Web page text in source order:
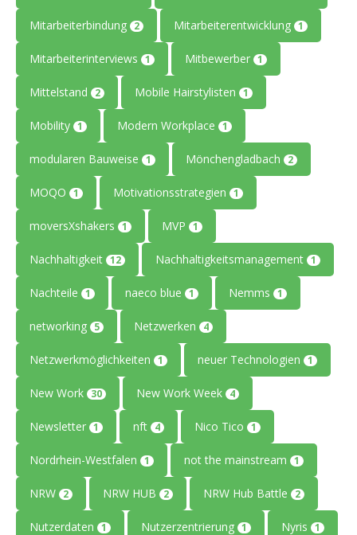
Mitarbeiterbindung 2 Mitarbeiterentwicklung 1
Mitarbeiterinterviews 1 Mitbewerber 1
Mittelstand 2 Mobile Hairstylisten 1
Mobility 1 Modern Workplace 1
modularen Bauweise 1 Mönchengladbach 2
MOQO 1 Motivationsstrategien 1
moversXshakers 1 MVP 1
Nachhaltigkeit 12 Nachhaltigkeitsmanagement 1
Nachteile 1 naeco blue 1 Nemms 1
networking 5 Netzwerken 4
Netzwerkmöglichkeiten 1 neuer Technologien 1
New Work 30 New Work Week 4
Newsletter 1 nft 4 Nico Tico 1
Nordrhein-Westfalen 1 not the mainstream 1
NRW 2 NRW HUB 2 NRW Hub Battle 2
Nutzerdaten 1 Nutzerzentrierung 1 Nyris 1